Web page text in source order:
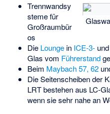
Trennwandsy
steme für
Großraumbür
os
Die Loungein ICE-3-und
Glas vom Führerstand
Beim Maybach 57, 62
Die Seitenscheiben der
LRTbestehen aus LC-
wenn sie sehr nahe an